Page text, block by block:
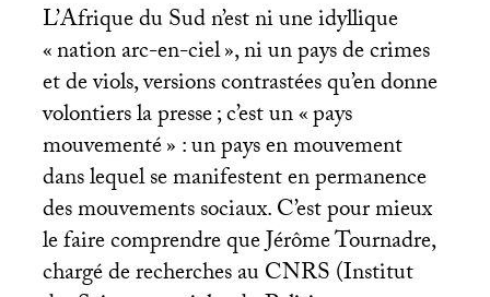
L’Afrique du Sud n’est ni une idyllique
«nation arc-en-ciel», ni un pays de crimes
et de viols, versions contrastées qu’en donne
volontiers la presse; c’est un «pays
mouvementé» : un pays en mouvement
dans lequel se manifestent en permanence
des mouvements sociaux. C’est pour mieux
le faire comprendre que Jérôme Tournadre,
chargé de recherches auCNRS(Institut